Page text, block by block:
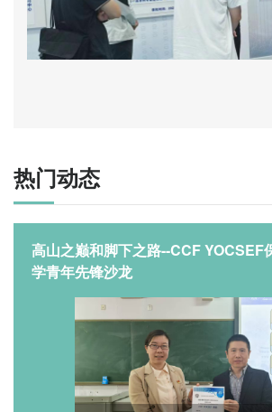
热门动态
高山之巅和脚下之路--CCF YOCSEF
学青年先锋沙龙